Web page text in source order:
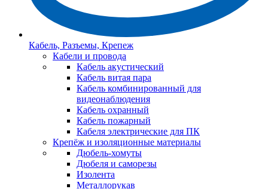
Кабель, Разъемы, Крепеж
Кабели и провода
Кабель акустический
Кабель витая пара
Кабель комбинированный для
видеонаблюдения
Кабель охранный
Кабель пожарный
Кабеля электрические для ПК
Крепёж и изоляционные материалы
Дюбель-хомуты
Дюбеля и саморезы
Изолента
Металлорукав